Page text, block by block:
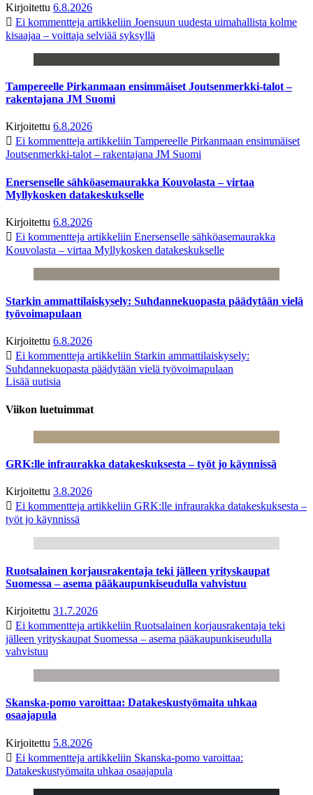
Kirjoitettu 6.8.2026
Ei kommentteja artikkeliin Joensuun uudesta uimahallista kolme
kisaajaa – voittaja selviää syksyllä
Tampereelle Pirkanmaan ensimmäiset Joutsenmerkki-talot –
rakentajana JM Suomi
Kirjoitettu 6.8.2026
Ei kommentteja artikkeliin Tampereelle Pirkanmaan ensimmäiset
Joutsenmerkki-talot – rakentajana JM Suomi
Enersenselle sähköasemaurakka Kouvolasta – virtaa
Myllykosken datakeskukselle
Kirjoitettu 6.8.2026
Ei kommentteja artikkeliin Enersenselle sähköasemaurakka
Kouvolasta – virtaa Myllykosken datakeskukselle
Starkin ammattilaiskysely: Suhdannekuopasta päädytään vielä
työvoimapulaan
Kirjoitettu 6.8.2026
Ei kommentteja artikkeliin Starkin ammattilaiskysely:
Suhdannekuopasta päädytään vielä työvoimapulaan
Lisää uutisia
Viikon luetuimmat
GRK:lle infraurakka datakeskuksesta – työt jo käynnissä
Kirjoitettu 3.8.2026
Ei kommentteja artikkeliin GRK:lle infraurakka datakeskuksesta –
työt jo käynnissä
Ruotsalainen korjausrakentaja teki jälleen yrityskaupat
Suomessa – asema pääkaupunkiseudulla vahvistuu
Kirjoitettu 31.7.2026
Ei kommentteja artikkeliin Ruotsalainen korjausrakentaja teki
jälleen yrityskaupat Suomessa – asema pääkaupunkiseudulla
vahvistuu
Skanska-pomo varoittaa: Datakeskustyömaita uhkaa
osaajapula
Kirjoitettu 5.8.2026
Ei kommentteja artikkeliin Skanska-pomo varoittaa:
Datakeskustyömaita uhkaa osaajapula